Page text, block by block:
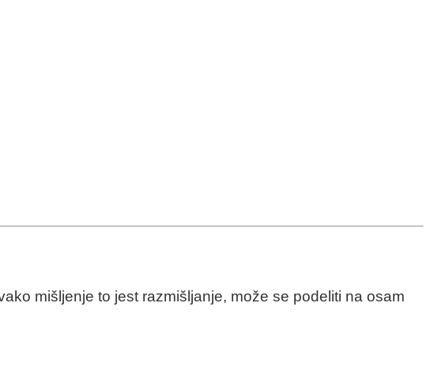
mišljenje to jest razmišljanje, može se podeliti na osam